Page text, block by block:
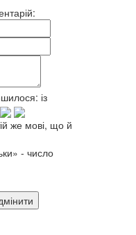
із
же мові, що й
- число